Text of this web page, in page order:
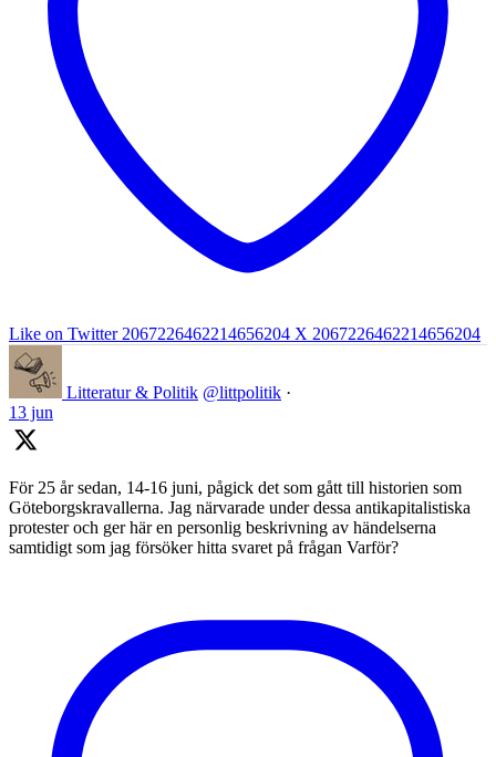
Like on Twitter 2067226462214656204 X 2067226462214656204
Litteratur & Politik @littpolitik ·
13 jun
För 25 år sedan, 14-16 juni, pågick det som gått till historien som
Göteborgskravallerna. Jag närvarade under dessa antikapitalistiska
protester och ger här en personlig beskrivning av händelserna
samtidigt som jag försöker hitta svaret på frågan Varför?